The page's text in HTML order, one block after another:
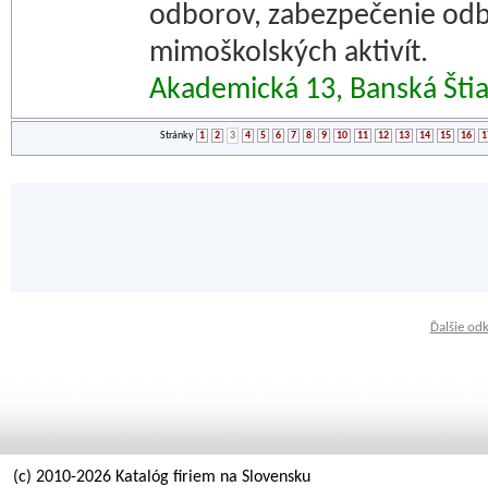
odborov, zabezpečenie
mimoškolských aktivít.
Akademická 13, Banská
Stránky 1 2 3 4 5 6 7 8 9 10 11 12 13 14 15 16
Ďalšie
(c) 2010-2026 Katalóg firiem na Slovensku